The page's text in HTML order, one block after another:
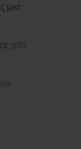
μια
στο